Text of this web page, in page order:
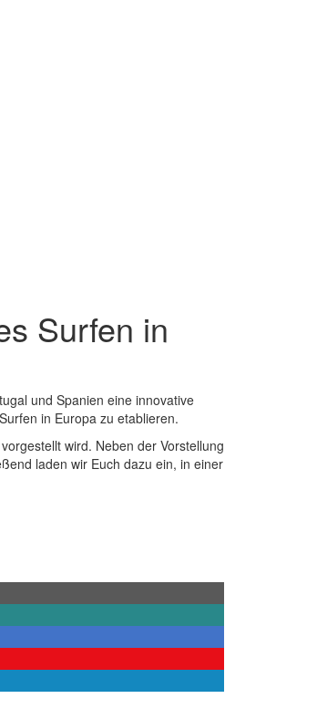
Surfen in
und Spanien eine innovative
in Europa zu etablieren.
wird. Neben der Vorstellung
laden wir Euch dazu ein, in einer